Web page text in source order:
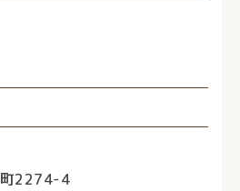
町2274-4